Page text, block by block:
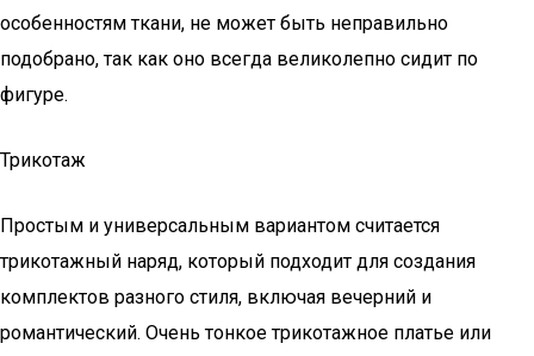
особенностям ткани, не может быть неправильно
подобрано, так как оно всегда великолепно сидит по
фигуре.
Трикотаж
Простым и универсальным вариантом считается
трикотажный наряд, который подходит для создания
комплектов разного стиля, включая вечерний и
романтический. Очень тонкое трикотажное платье или